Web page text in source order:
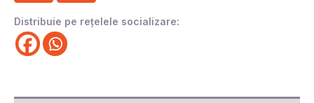
Distribuie pe rețelele socializare: